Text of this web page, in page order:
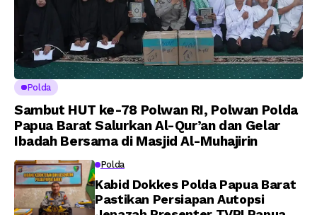
Polda
Sambut HUT ke-78 Polwan RI, Polwan Polda
Papua Barat Salurkan Al-Qur’an dan Gelar
Ibadah Bersama di Masjid Al-Muhajirin
Polda
Kabid Dokkes Polda Papua Barat
Pastikan Persiapan Autopsi